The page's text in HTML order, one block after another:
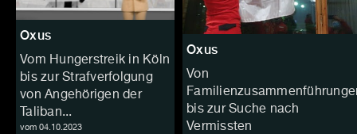
Oxus
Vom Hungerstreik in Köln
bis zur Strafverfolgung
von Angehörigen der
Taliban...
vom 04.10.2023
Oxus
Von
bis zur Suche nach
Vermissten